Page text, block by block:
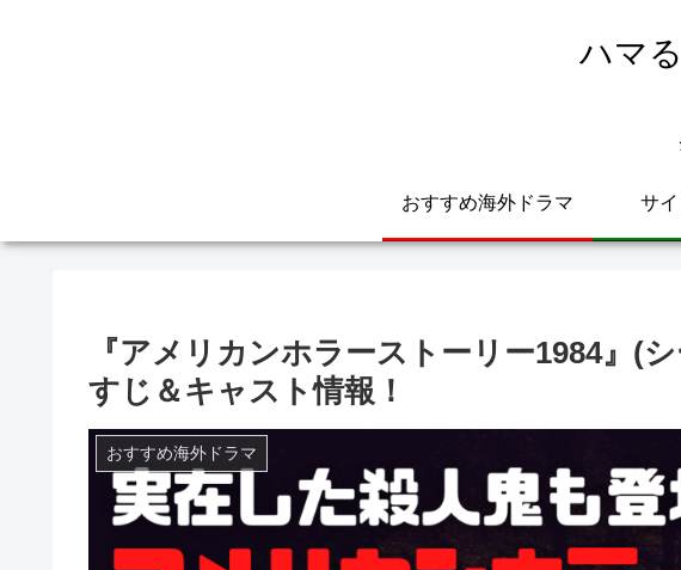
ハマ
おすすめ海外ドラマ サ
『アメリカンホラーストーリー1984』(
すじ＆キャスト情報！
おすすめ海外ドラマ